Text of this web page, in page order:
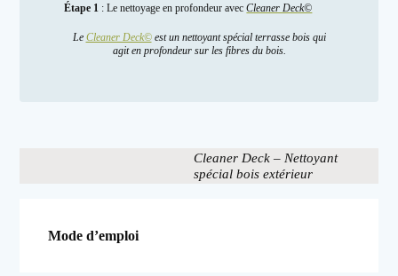
Étape 1 : Le nettoyage en profondeur avecCleaner Deck©
Le Cleaner Deck©est un nettoyant spécial terrasse bois qui
agit en profondeur sur les fibres du bois.
Cleaner Deck – Nettoyant
spécial bois extérieur
Mode d’emploi